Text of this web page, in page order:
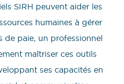
SIRH peuvent aider les
humaines à gérer
de paie, un professionnel
maîtriser ces outils
ses capacités en